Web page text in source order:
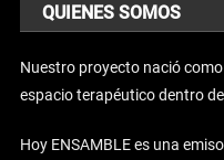
QUIENES SOMOS
Nuestro proyecto nació
espacio terapéutico dentro
Hoy ENSAMBLE es una